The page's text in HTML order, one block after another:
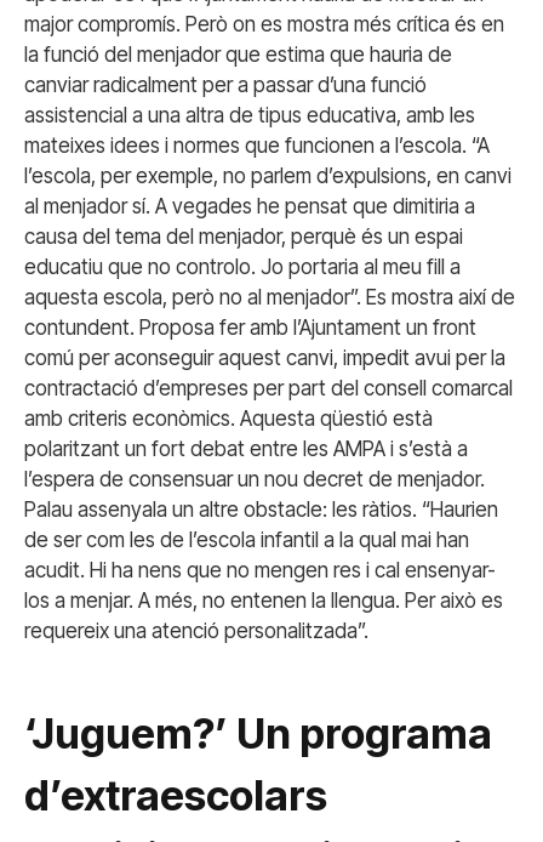
major compromís. Però on es mostra més crítica és en
la funció del menjador que estima que hauria de
canviar radicalment per a passar d’una funció
assistencial a una altra de tipus educativa, amb les
mateixes idees i normes que funcionen a l’escola. “A
l’escola, per exemple, no parlem d’expulsions, en canvi
al menjador sí. A vegades he pensat que dimitiria a
causa del tema del menjador, perquè és un espai
educatiu que no controlo. Jo portaria al meu fill a
aquesta escola, però no al menjador”. Es mostra així de
contundent. Proposa fer amb l’Ajuntament un front
comú per aconseguir aquest canvi, impedit avui per la
contractació d’empreses per part del consell comarcal
amb criteris econòmics. Aquesta qüestió està
polaritzant un fort debat entre les AMPA i s’està a
l’espera de consensuar un nou decret de menjador.
Palau assenyala un altre obstacle: les ràtios. “Haurien
de ser com les de l’escola infantil a la qual mai han
acudit. Hi ha nens que no mengen res i cal ensenyar-
los a menjar. A més, no entenen la llengua. Per això es
requereix una atenció personalitzada”.
‘Juguem?’ Un programa
d’extraescolars